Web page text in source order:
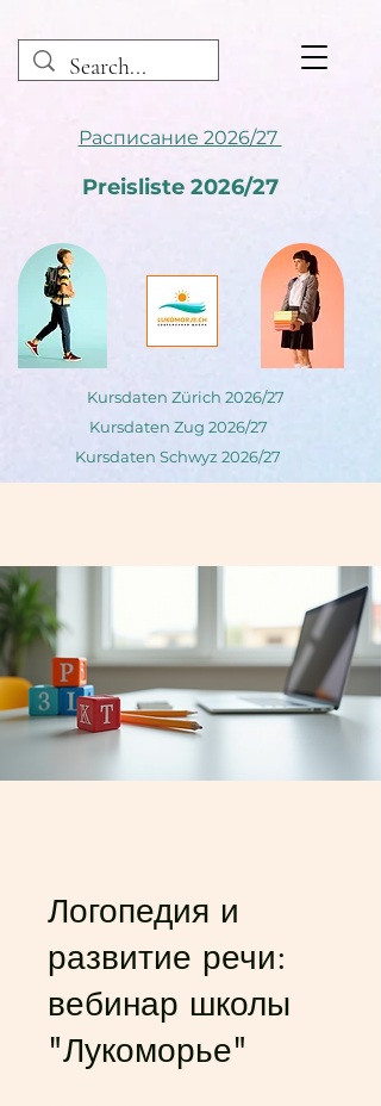
Расписание 2026/27
Preisliste 2026/27
Kursdaten Zürich 2026/27
Kursdaten Zug 2026/27
Kursdaten Schwyz 2026/27
Логопедия и
развитие речи:
вебинар школы
"Лукоморье"